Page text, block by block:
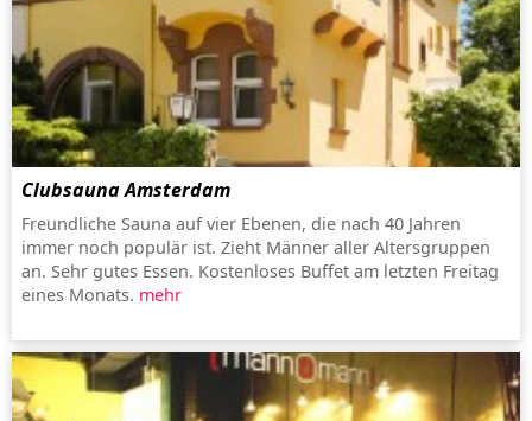
Clubsauna Amsterdam
Freundliche Sauna auf vier Ebenen, die nach 40 Jahren
immer noch populär ist. Zieht Männer aller Altersgruppen
an. Sehr gutes Essen. Kostenloses Buffet am letzten Freitag
eines Monats. mehr